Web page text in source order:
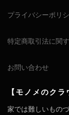
プライバシーポリ
特定商取引法に関
お問い合わせ
【モノメのク
家では難しいもの